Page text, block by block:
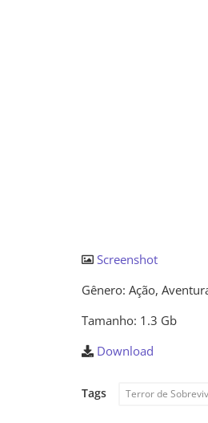
Screenshot
Gênero: Ação,
Tamanho: 1.3 Gb
Download
Tags Terror de